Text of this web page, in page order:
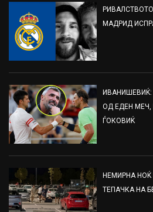
МАДРИД
ОД ЕДЕН МЕЧ,
ЃОКОВИЌ
НЕМИРНА
ТЕПАЧКА НА